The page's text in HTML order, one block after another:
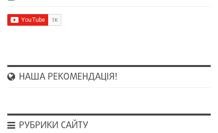
НАША РЕКОМЕНДАЦІЯ!
РУБРИКИ САЙТУ